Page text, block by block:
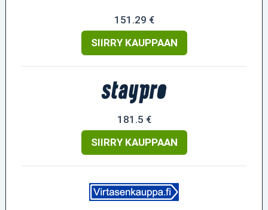
151.29 €
SIIRRY KAUPPAAN
181.5 €
SIIRRY KAUPPAAN